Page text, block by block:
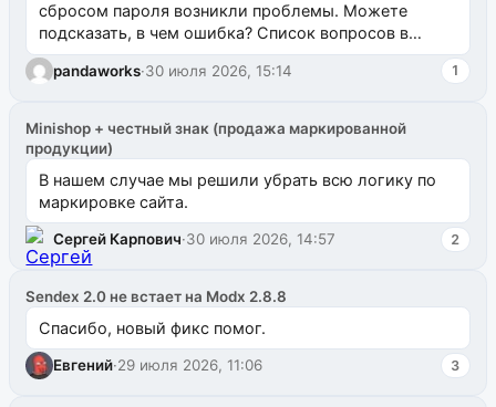
сбросом пароля возникли проблемы. Можете
подсказать, в чем ошибка? Список вопросов в
одноименном разделе на modx.pro пока пуст, и,...
pandaworks·30 июля 2026, 15:14 1
Minishop + честный знак (продажа маркированной
продукции)
В нашем случае мы решили убрать всю логику по
маркировке сайта.
Сергей Карпович·30 июля 2026, 14:57 2
Sendex 2.0 не встает на Modx 2.8.8
Спасибо, новый фикс помог.
Евгений·29 июля 2026, 11:06 3